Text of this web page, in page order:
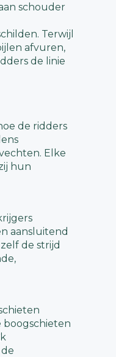
schouder
Terwijl
afvuren,
de linie
de ridders
Elke
hun
aansluitend
de strijd
boogschieten